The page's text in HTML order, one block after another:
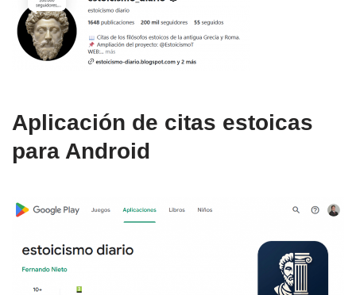
Aplicación de citas estoicas
para Android